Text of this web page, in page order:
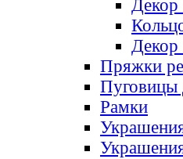
Декор
Пряжки
Пуговицы
Рамки